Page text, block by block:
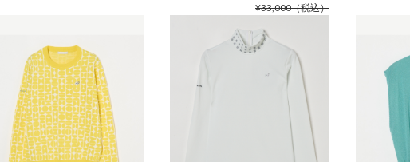
¥33,000（税込）